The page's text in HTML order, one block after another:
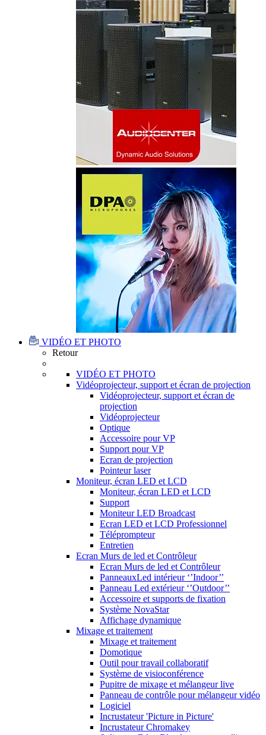
VIDÉO ET PHOTO
Retour
VIDÉO ET PHOTO
Vidéoprojecteur, support et écran de projection
Vidéoprojecteur, support et écran de
projection
Vidéoprojecteur
Optique
Accessoire pour VP
Support pour VP
Ecran de projection
Pointeur laser
Moniteur, écran LED et LCD
Moniteur, écran LED et LCD
Support
Moniteur LED Broadcast
Ecran LED et LCD Professionnel
Téléprompteur
Entretien
Ecran Murs de led et Contrôleur
Ecran Murs de led et Contrôleur
PanneauxLed intérieur ‘’Indoor’’
Panneau Led extérieur ‘’Outdoor’’
Accessoire et supports de fixation
Système NovaStar
Affichage dynamique
Mixage et traitement
Mixage et traitement
Domotique
Outil pour travail collaboratif
Système de visioconférence
Pupitre de mixage et mélangeur live
Panneau de contrôle pour mélangeur vidéo
Logiciel
Incrustateur 'Picture in Picture'
Incrustateur Chromakey